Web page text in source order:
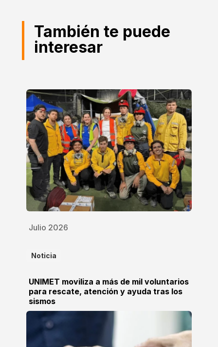
También te puede
interesar
Julio 2026
Noticia
UNIMET moviliza a más de mil voluntarios
para rescate, atención y ayuda tras los
sismos